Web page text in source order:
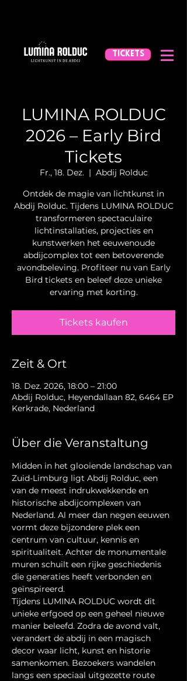
TICKETS
LUMINA ROLDUC
2026 – Early Bird
Tickets
Fr., 18. Dez.
  |
Abdij Rolduc
Ontdek de magie van lichtkunst in
Abdij Rolduc. Tijdens LUMINA ROLDUC
transformeren spectaculaire
lichtinstallaties, projecties en
kunstwerken het eeuwenoude
abdijcomplex tot een betoverende
avondbeleving. Profiteer nu van Early
Bird tickets en beleef deze unieke
ervaring met korting.
Tickets kaufen
Zeit & Ort
18. Dez. 2026, 18:00 – 21:00
Abdij Rolduc, Heyendallaan 82, 6464 EP
Kerkrade, Nederland
Über die Veranstaltung
Midden in het glooiende landschap van
Zuid-Limburg ligt Abdij Rolduc, een
van de meest indrukwekkende en
historische abdijcomplexen van
Nederland. Al meer dan negen eeuwen
vormt deze bijzondere plek een
centrum van cultuur, kennis en
spiritualiteit. Achter de monumentale
muren schuilt een rijke geschiedenis
die generaties heeft verbonden en
geïnspireerd.
Tijdens LUMINA ROLDUC wordt dit
unieke erfgoed op een geheel nieuwe
manier beleefd. Zodra de avond valt,
verandert de abdij in een magisch
decor waar licht, kunst en historie
samenkomen. Bezoekers wandelen
langs een speciaal uitgezette route